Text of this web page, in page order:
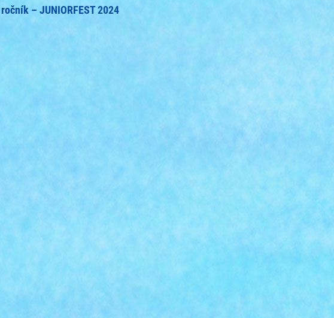
– JUNIORFEST 2024